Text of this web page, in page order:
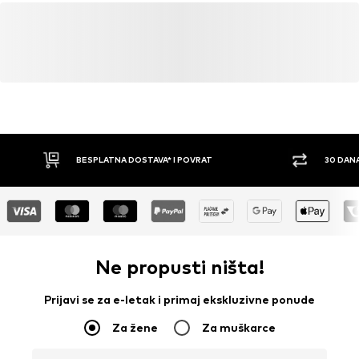
BESPLATNA DOSTAVA* I POVRAT 30
Ne propusti ništa!
Prijavi se za e-letak i primaj ekskluzivne ponude
Za žene Za muškarce